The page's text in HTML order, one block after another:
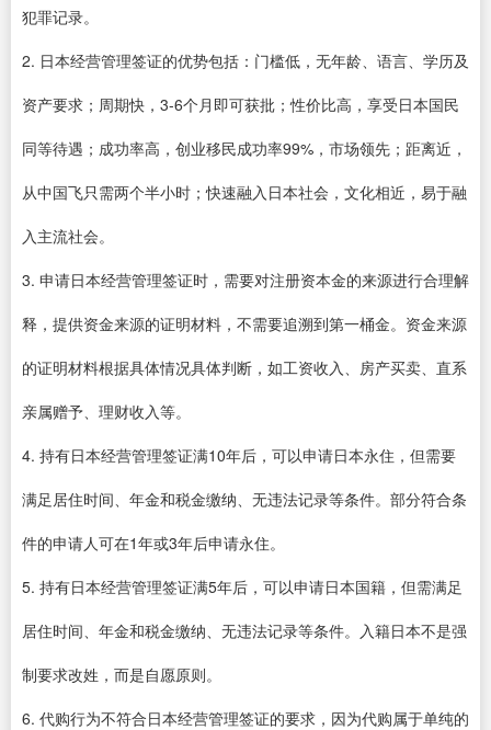
犯罪记录。
2. 日本经营管理签证的优势包括：门槛低，无年龄、语言、学历及
资产要求；周期快，3-6个月即可获批；性价比高，享受日本国民
同等待遇；成功率高，创业移民成功率99%，市场领先；距离近，
从中国飞只需两个半小时；快速融入日本社会，文化相近，易于融
入主流社会。
3. 申请日本经营管理签证时，需要对注册资本金的来源进行合理解
释，提供资金来源的证明材料，不需要追溯到第一桶金。资金来源
的证明材料根据具体情况具体判断，如工资收入、房产买卖、直系
亲属赠予、理财收入等。
4. 持有日本经营管理签证满10年后，可以申请日本永住，但需要
满足居住时间、年金和税金缴纳、无违法记录等条件。部分符合条
件的申请人可在1年或3年后申请永住。
5. 持有日本经营管理签证满5年后，可以申请日本国籍，但需满足
居住时间、年金和税金缴纳、无违法记录等条件。入籍日本不是强
制要求改姓，而是自愿原则。
6. 代购行为不符合日本经营管理签证的要求，因为代购属于单纯的